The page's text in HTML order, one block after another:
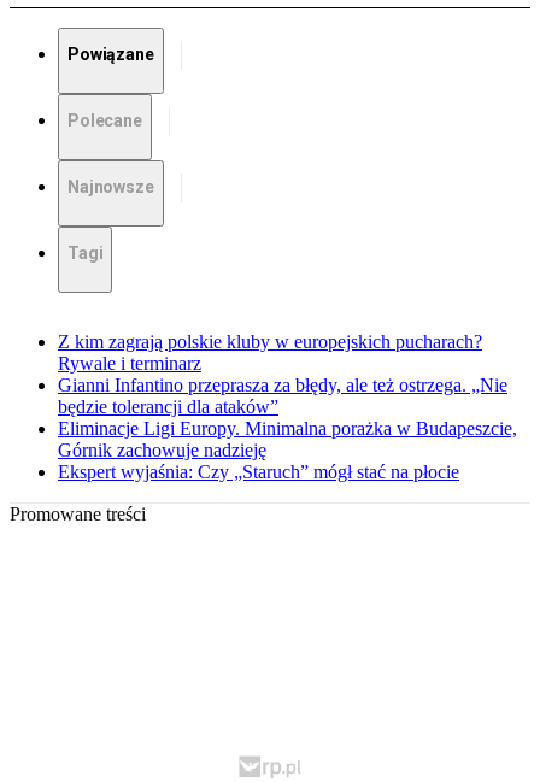
Powiązane
Polecane
Najnowsze
Tagi
Z kim zagrają polskie kluby w europejskich pucharach?
Rywale i terminarz
Gianni Infantino przeprasza za błędy, ale też ostrzega. „Nie
będzie tolerancji dla ataków”
Eliminacje Ligi Europy. Minimalna porażka w Budapeszcie,
Górnik zachowuje nadzieję
Ekspert wyjaśnia: Czy „Staruch” mógł stać na płocie
Promowane treści